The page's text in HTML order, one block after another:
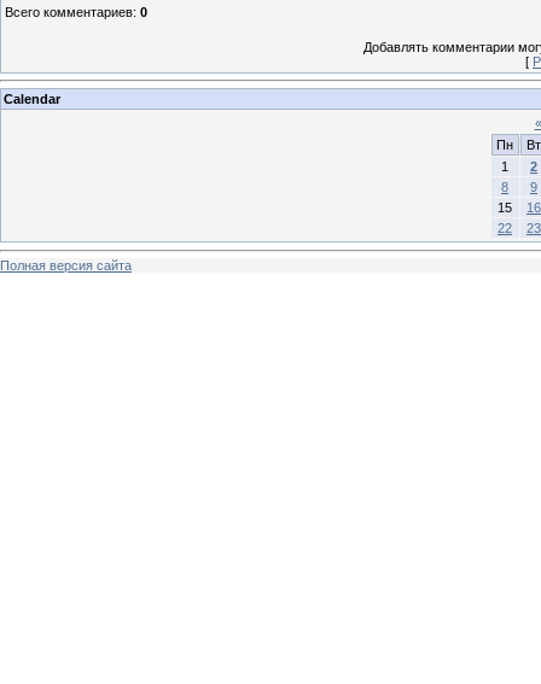
Всего комментариев: 0
Добавлять комментарии
[
Calendar
«
Пн
Вт
1
2
8
9
15
16
22
23
Полная версия сайта